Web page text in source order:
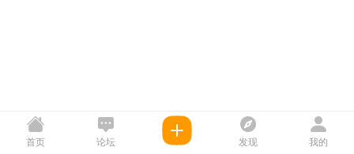
首页 论坛 发现 我的